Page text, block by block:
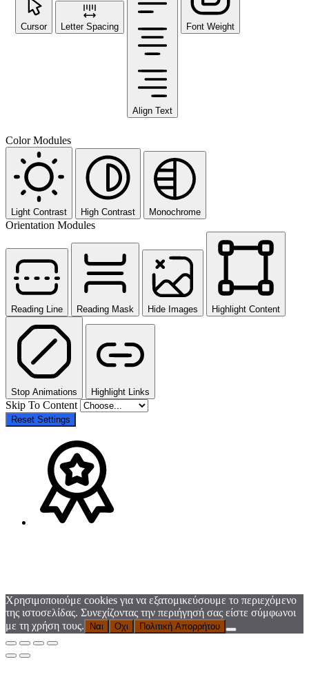
Cursor Letter Spacing
Align Text
Font Weight
Color Modules
Light Contrast High Contrast Monochrome
Orientation Modules
Reading Line Reading Mask Hide Images Highlight Content
Stop Animations Highlight Links
Skip To Content
Reset Settings
Χρησιμοποιούμε cookies για να εξατομικεύσουμε το περιεχόμενο
της ιστοσελίδας. Συνεχίζοντας την περιήγησή σας είστε σύμφωνοι
με τη χρήση τους.
Ναι Οχι Πολιτική Απορρήτου